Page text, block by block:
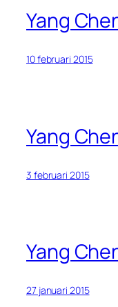
Yang
10 februari 2015
Yang
3 februari 2015
Yang
27 januari 2015